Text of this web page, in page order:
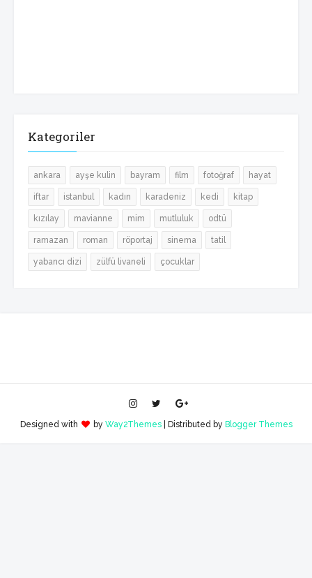
Kategoriler
ankara ayşe kulin bayram film fotoğraf hayat
iftar istanbul kadın karadeniz kedi kitap
kızılay mavianne mim mutluluk odtü
ramazan roman röportaj sinema tatil
yabancı dizi zülfü livaneli çocuklar
Designed with by Way2Themes| Distributed by Blogger Themes